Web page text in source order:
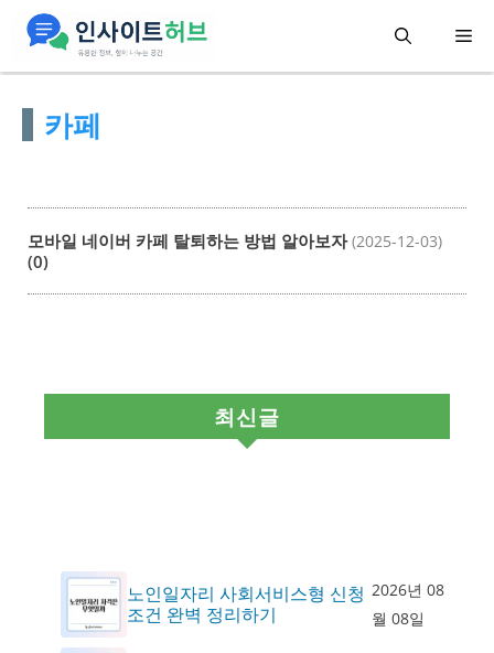
메
카페
모바일 네이버 카페 탈퇴하는 방법 알아보자 (2025-12-03)
(0)
최신글
노인일자리 사회서비스형 신청
조건 완벽 정리하기
2026년 08
월 08일